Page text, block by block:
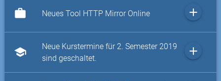
work Neues Tool HTTP Mirror Online add
school
Neue Kurstermine für 2. Semester 2019
sind geschaltet.
add